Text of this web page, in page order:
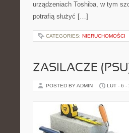
urządzeniach Toshiba, w tym
potrafią służyć […]
CATEGORIES: NIERUCHOMOŚCI
ZASILACZE
POSTED BY ADMIN LUT - 6 -